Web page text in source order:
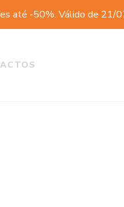
até -50%. Válido de